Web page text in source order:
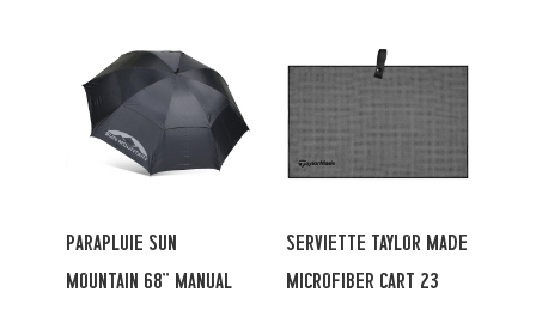
PARAPLUIE SUN
MOUNTAIN 68'' MANUAL
SERVIETTE TAYLOR MADE
MICROFIBER CART 23